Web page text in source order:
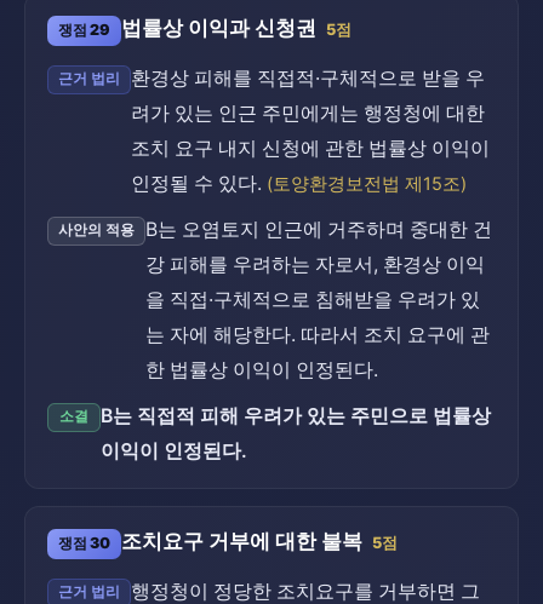
쟁점 29 법률상 이익과 신청권 5점
근거 법리
환경상 피해를 직접적·구체적으로 받을 우
려가 있는 인근 주민에게는 행정청에 대한
조치 요구 내지 신청에 관한 법률상 이익이
인정될 수 있다. (토양환경보전법 제15조)
사안의 적용
B는 오염토지 인근에 거주하며 중대한 건
강 피해를 우려하는 자로서, 환경상 이익
을 직접·구체적으로 침해받을 우려가 있
는 자에 해당한다. 따라서 조치 요구에 관
한 법률상 이익이 인정된다.
소결
B는 직접적 피해 우려가 있는 주민으로 법률상
이익이 인정된다.
쟁점 30 조치요구 거부에 대한 불복 5점
근거 법리
행정청이 정당한 조치요구를 거부하면 그